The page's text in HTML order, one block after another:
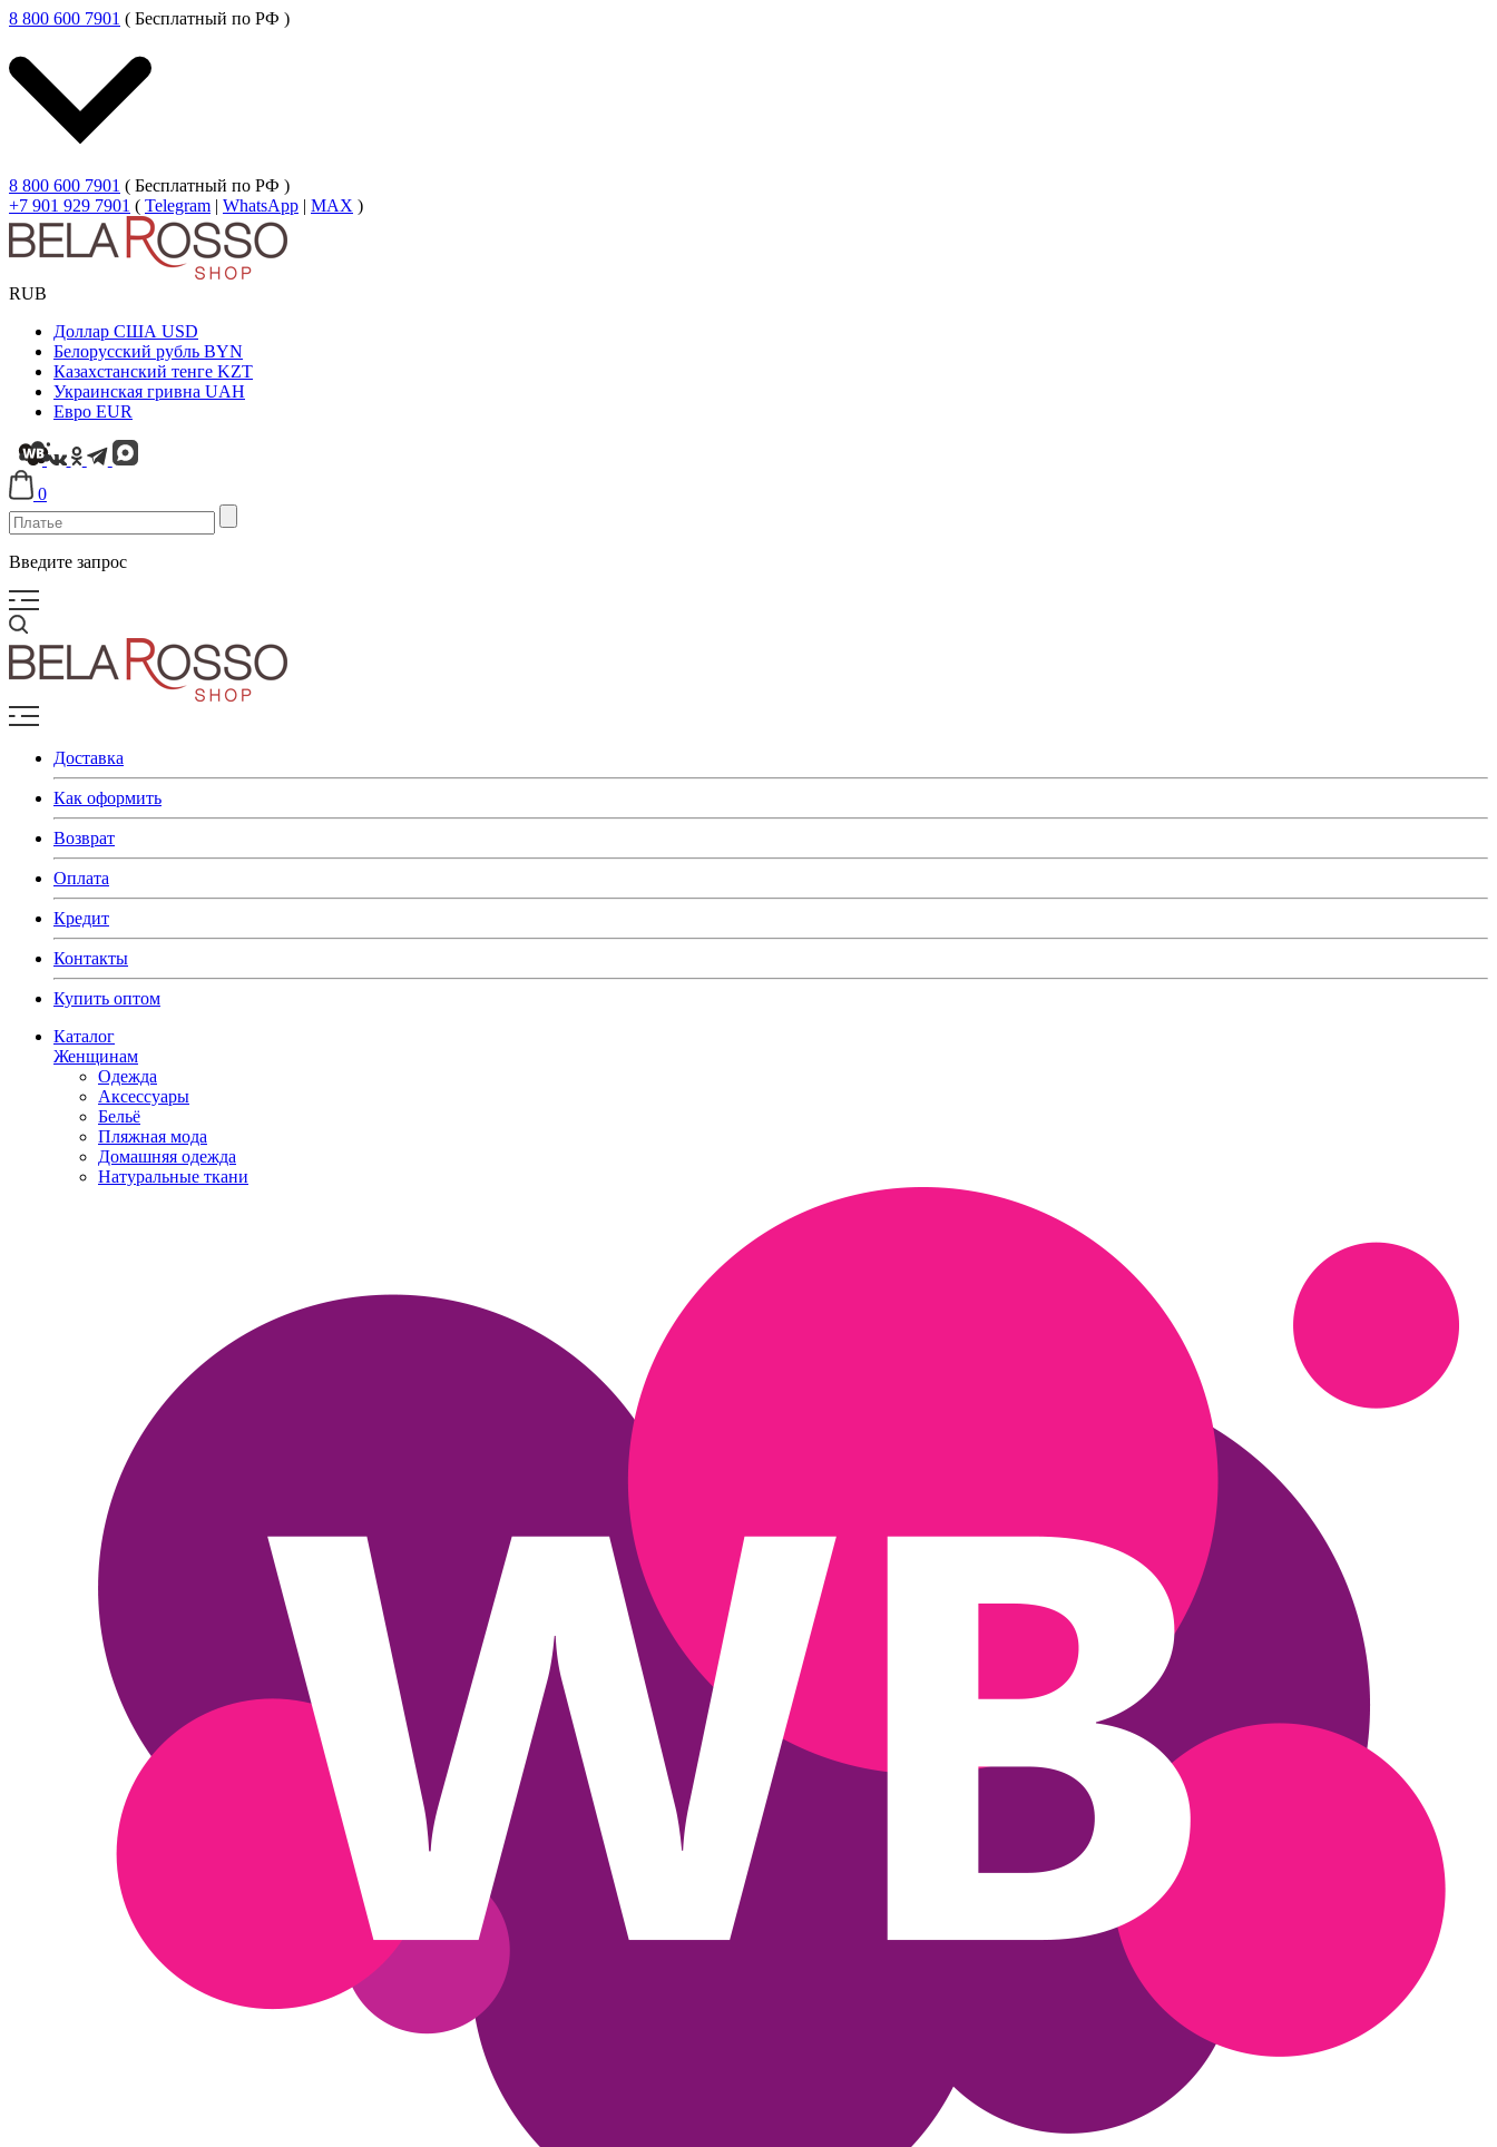
8 800 600 7901 ( Бесплатный по РФ )
8 800 600 7901 ( Бесплатный по РФ )
+7 901 929 7901 ( Telegram | WhatsApp | MAX )
RUB
Доллар США USD
Белорусский рубль BYN
Казахстанский тенге KZT
Украинская гривна UAH
Евро EUR
0
Введите запрос
Доставка
Как оформить
Возврат
Оплата
Кредит
Контакты
Купить оптом
Каталог
Женщинам
Одежда
Аксессуары
Бельё
Пляжная мода
Домашняя одежда
Натуральные ткани